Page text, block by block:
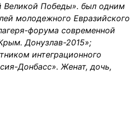
Великой Победы». был одним
молодежного Евразийского
форума современной
Донузлав-2015»;
интеграционного
Донбасс». Женат, дочь,